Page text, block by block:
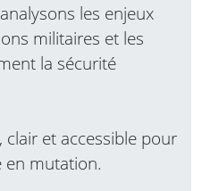
les enjeux
militaires et les
la sécurité
et accessible pour
mutation.